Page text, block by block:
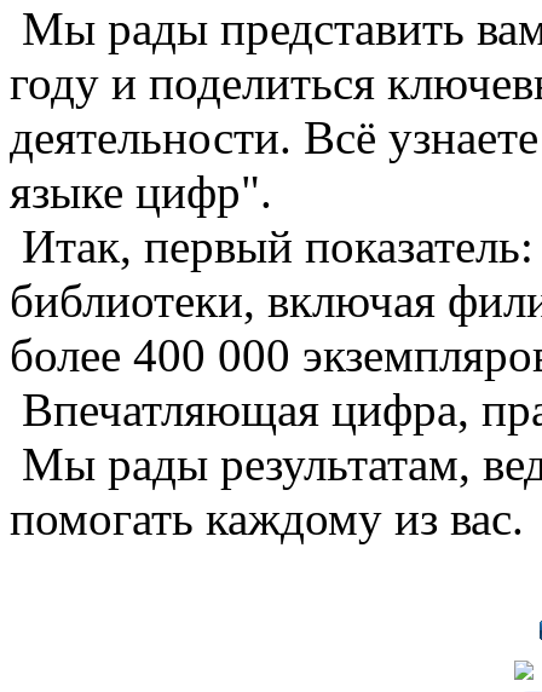
Мы рады представить
году и поделиться
деятельности. Всё
языке цифр".
Итак, первый
библиотеки, включая
более 400 000
Впечатляющая цифра,
Мы рады результатам,
помогать каждому из вас.